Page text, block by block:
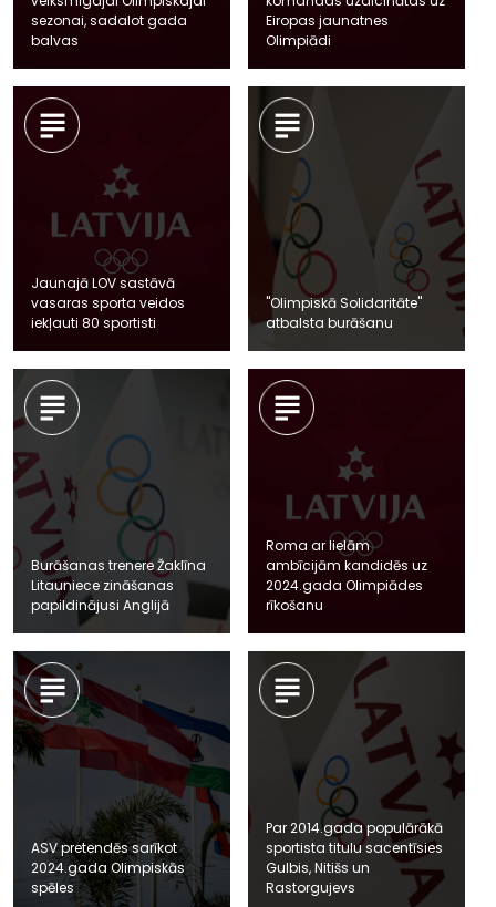
sezonai, sadalot gada
balvas
Eiropas jaunatnes
Olimpiādi
Jaunajā LOV sastāvā
vasaras sporta veidos
iekļauti 80 sportisti
"Olimpiskā Solidaritāte"
atbalsta burāšanu
Burāšanas trenere Žaklīna
Litauniece zināšanas
papildinājusi Anglijā
Roma ar lielām
ambīcijām kandidēs uz
2024.gada Olimpiādes
rīkošanu
ASV pretendēs sarīkot
2024.gada Olimpiskās
spēles
Par 2014.gada populārākā
sportista titulu sacentīsies
Gulbis, Nitišs un
Rastorgujevs